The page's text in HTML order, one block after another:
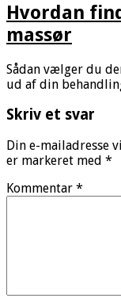
Hvordan
massør
Sådan vælger du
ud af din
Skriv et svar
Din e-mailadresse
er markeret med *
Kommentar *